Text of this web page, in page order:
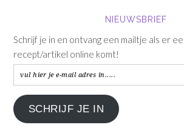
NIEUWSBRIEF
Schrijf je in en ontvang een mailtje als er
recept/artikel online komt!
vul
hier
je
e-
SCHRIJF JE IN